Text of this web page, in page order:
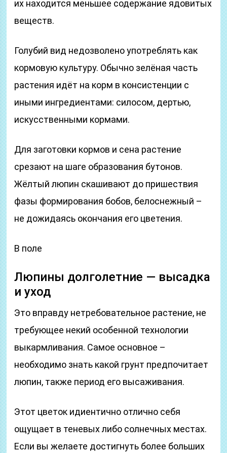
их находится меньшее содержание ядовитых
веществ.
Голубий вид недозволено употреблять как
кормовую культуру. Обычно зелёная часть
растения идёт на корм в консистенции с
иными ингредиентами: силосом, дертью,
искусственными кормами.
Для заготовки кормов и сена растение
срезают на шаге образования бутонов.
Жёлтый люпин скашивают до пришествия
фазы формирования бобов, белоснежный –
не дожидаясь окончания его цветения.
В поле
Люпины долголетние — высадка
и уход
Это вправду нетребовательное растение, не
требующее некий особенной технологии
выкармливания. Самое основное –
необходимо знать какой грунт предпочитает
люпин, также период его высаживания.
Этот цветок идиентично отлично себя
ощущает в теневых либо солнечных местах.
Если вы желаете достигнуть более больших